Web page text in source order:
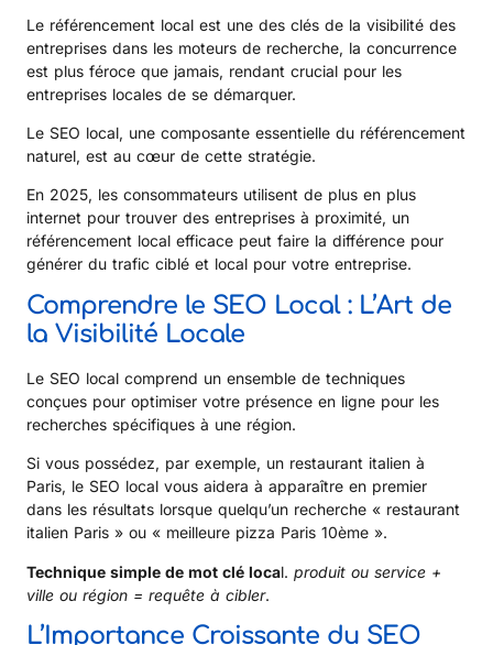
Le référencement local est une des clés de la visibilité des
entreprises dans les moteurs de recherche, la concurrence
est plus féroce que jamais, rendant crucial pour les
entreprises locales de se démarquer.
Le SEO local, une composante essentielle du référencement
naturel, est au cœur de cette stratégie.
En 2025, les consommateurs utilisent de plus en plus
internet pour trouver des entreprises à proximité, un
référencement local efficace peut faire la différence pour
générer du trafic ciblé et local pour votre entreprise.
Comprendre le SEO Local : L’Art de
la Visibilité Locale
Le SEO local comprend un ensemble de techniques
conçues pour optimiser votre présence en ligne pour les
recherches spécifiques à une région.
Si vous possédez, par exemple, un restaurant italien à
Paris, le SEO local vous aidera à apparaître en premier
dans les résultats lorsque quelqu’un recherche « restaurant
italien Paris » ou « meilleure pizza Paris 10ème ».
Technique simple de mot clé local. produit ou service +
ville ou région = requête à cibler.
L’Importance Croissante du SEO